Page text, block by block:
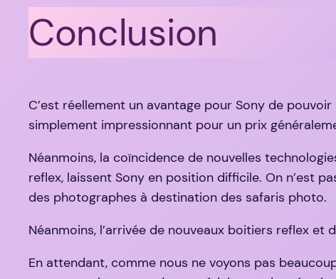
Conclusion
C’est réellement un avantage pour Sony de
simplement impressionnant pour un prix
Néanmoins, la coïncidence de nouvelles
reflex, laissent Sony en position difficile. On n’est
des photographes à destination des safaris photo.
Néanmoins, l’arrivée de nouveaux boitiers reflex
En attendant, comme nous ne voyons pas